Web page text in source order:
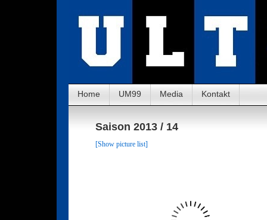
Home UM99 Media Kontakt
Saison 2013 / 14
[Show picture list]